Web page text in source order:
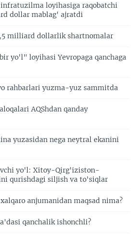
loyihasiga raqobatchi
dollar mablag' ajratdi
milliard dollarlik shartnomalar
yo'l" loyihasi Yevropaga qanchaga
rahbarlari yuzma-yuz sammitda
AQShdan qanday
yuzasidan nega neytral ekanini
yo'l: Xitoy-Qirg'iziston-
qurishdagi siljish va to'siqlar
anjumanidan maqsad nima?
qanchalik ishonchli?